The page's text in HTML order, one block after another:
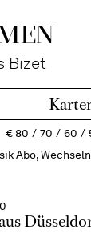
Bizet
€80 70 60
Abo,